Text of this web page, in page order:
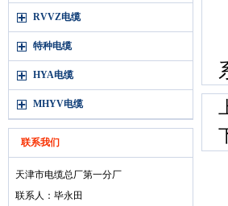
RVVZ电缆
特种电缆
HYA电缆
MHYV电缆
联系我们
天津市电缆总厂第一分厂
联系人：毕永田